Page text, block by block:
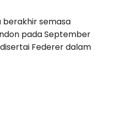
semasa
pada September
Federer dalam